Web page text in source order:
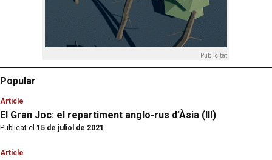
Publicitat
Popular
Article
El Gran Joc: el repartiment anglo-rus d’Àsia (III)
Publicat el 15 de juliol de 2021
Article